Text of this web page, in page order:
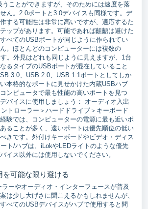
うことができますが、そのためには速度を落
ん。2.0ポートと3.0デバイスも同様です。デ
する可能性は非常に高いですが、適応するた
ップがあります。可能であれば齟齬は避けた
べてのUSBポートが同じように作られてい
。ほとんどのコンピューターには複数の
。外見はどれも同じように見えますが、1台
るタイプのUSBポートが混在していること
3.0、USB 2.0、USB 1.1ポートとしてしか
本格的なポートに見せかけた内蔵USBハブ
ンピュータで最も性能の高いポートを見つ
バイスに使用しましょう： オーディオ入出
トローラー＞ハードドライブ＞キーボード
験では、コンピューターの電源に最も近いポ
ることが多く、遠いポートは優先順位の低い
きです。外付けキーボードやビデオ・ディス
ト/ハブは、iLokやLEDライトのような優先
イス以外には使用しないでください。
可能な限り避ける
ーやオーディオ・インターフェースが普及
は少し大げさに聞こえるかもしれませんが、
べてのUSBデバイスがハブで使用すると問